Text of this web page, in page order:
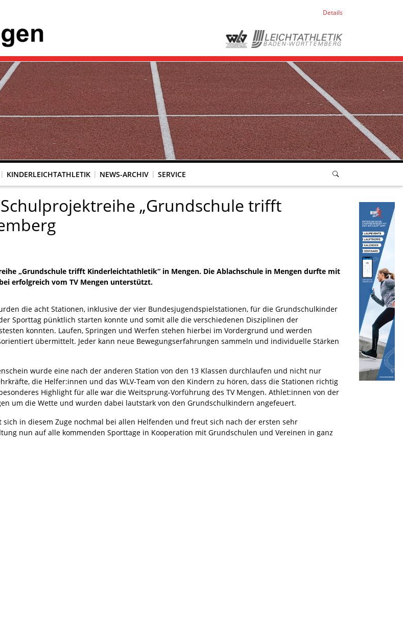
Details
KINDERLEICHTATHLETIK NEWS-ARCHIV SERVICE
„Grundschule trifft
„Grundschule trifft Kinderleichtathletik“ in Mengen. Die Ablachschule in Mengen durfte mit
erfolgreich vom TV Mengen unterstützt.
die acht Stationen, inklusive der vier Bundesjugendspielstationen, für die Grundschulkinder
Sporttag pünktlich starten konnte und somit alle die verschiedenen Disziplinen der
konnten. Laufen, Springen und Werfen stehen hierbei im Vordergrund und werden
übermittelt. Jeder kann neue Bewegungserfahrungen sammeln und individuelle Stärken
wurde eine nach der anderen Station von den 13 Klassen durchlaufen und nicht nur
die Helfer:innen und das WLV-Team von den Kindern zu hören, dass die Stationen richtig
Highlight für alle war die Weitsprung-Vorführung des TV Mengen. Athlet:innen von der
um die Wette und wurden dabei lautstark von den Grundschulkindern angefeuert.
sich in diesem Zuge nochmal bei allen Helfenden und freut sich nach der ersten sehr
nun auf alle kommenden Sporttage in Kooperation mit Grundschulen und Vereinen in ganz